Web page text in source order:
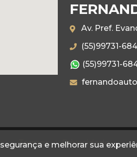
e melhorar sua
Av. Pref.
(55)99731-
(55)99731-
Termos Privacidade